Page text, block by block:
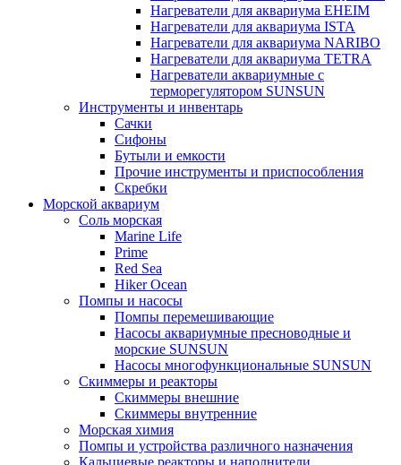
Нагреватели для аквариума EHEIM
Нагреватели для аквариума ISTA
Нагреватели для аквариума NARIBO
Нагреватели для аквариума TETRA
Нагреватели аквариумные с
терморегулятором SUNSUN
Инструменты и инвентарь
Сачки
Сифоны
Бутыли и емкости
Прочие инструменты и приспособления
Скребки
Морской аквариум
Соль морская
Marine Life
Prime
Red Sea
Hiker Ocean
Помпы и насосы
Помпы перемешивающие
Насосы аквариумные пресноводные и
морские SUNSUN
Насосы многофункциональные SUNSUN
Скиммеры и реакторы
Скиммеры внешние
Скиммеры внутренние
Морская химия
Помпы и устройства различного назначения
Кальциевые реакторы и наполнители